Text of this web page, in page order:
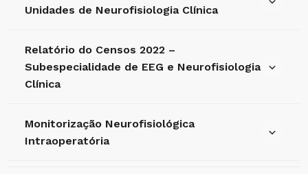
Unidades de Neurofisiologia Clínica
Relatório do Censos 2022 –
Subespecialidade de EEG e Neurofisiologia
Clínica
Monitorização Neurofisiológica
Intraoperatória